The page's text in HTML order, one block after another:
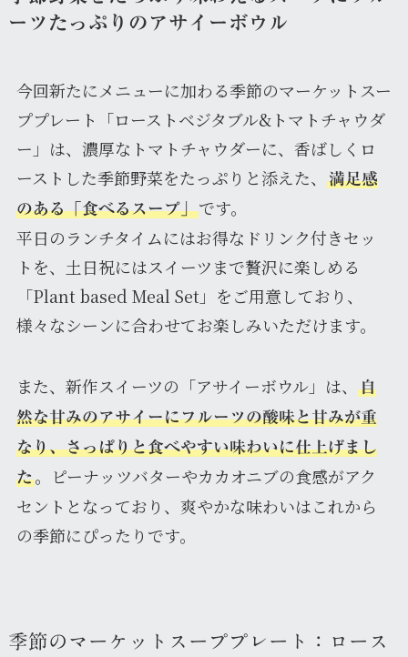
ーツたっぷりのアサイーボウル
今回新たにメニューに加わる季節のマーケットスー
ププレート「ローストベジタブル&トマトチャウダ
ー」は、濃厚なトマトチャウダーに、香ばしくロ
ーストした季節野菜をたっぷりと添えた、
満足感
のある「食べるスープ」です。
平日のランチタイムにはお得なドリンク付きセッ
トを、土日祝にはスイーツまで贅沢に楽しめる
「Plant based Meal Set」をご用意しており、
様々なシーンに合わせてお楽しみいただけます。
また、新作スイーツの「アサイーボウル」は、
自
然な甘みのアサイーにフルーツの酸味と甘みが重
なり、さっぱりと食べやすい味わいに仕上げまし
た。ピーナッツバターやカカオニブの食感がアク
セントとなっており、爽やかな味わいはこれから
の季節にぴったりです。
季節のマーケットスーププレート：ロース